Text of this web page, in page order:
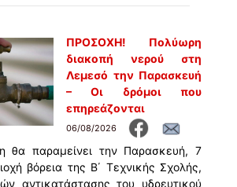
ΠΡΟΣΟΧΗ! Πολύωρη
διακοπή νερού στη
Λεμεσό την Παρασκευή
– Οι δρόμοι που
επηρεάζονται
06/08/2026
θα παραμείνει την Παρασκευή, 7
βόρεια της Β΄ Τεχνικής Σχολής,
αντικατάστασης του υδρευτικού